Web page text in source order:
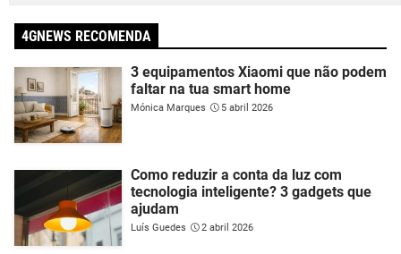
4GNEWS RECOMENDA
3 equipamentos Xiaomi que não podem
faltar na tua smart home
Mónica Marques 5 abril 2026
Como reduzir a conta da luz com
tecnologia inteligente? 3 gadgets que
ajudam
Luís Guedes 2 abril 2026